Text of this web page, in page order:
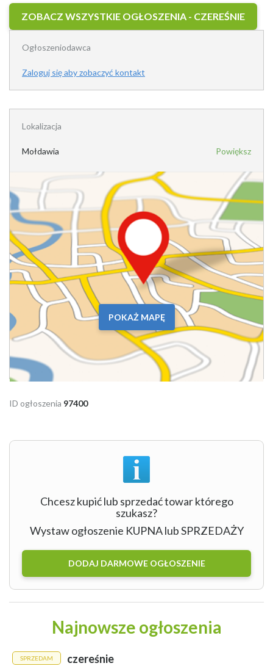
ZOBACZ WSZYSTKIE OGŁOSZENIA - CZEREŚNIE
Ogłoszeniodawca
Zaloguj się aby zobaczyć kontakt
Lokalizacja
Mołdawia Powiększ
POKAŻ MAPĘ
ID ogłoszenia 97400
Chcesz kupić lub sprzedać towar którego
szukasz?
Wystaw ogłoszenie KUPNA lub SPRZEDAŻY
DODAJ DARMOWE OGŁOSZENIE
Najnowsze ogłoszenia
SPRZEDAM czereśnie